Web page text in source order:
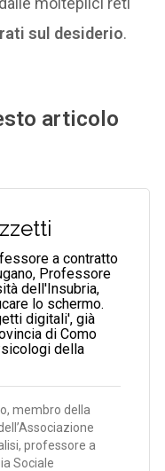
sul desiderio.
articolo
a contratto
Professore
dell'Insubria,
lo schermo.
digitali', già
di Como
della
membro della
professore a
Sociale